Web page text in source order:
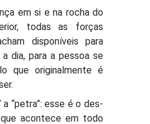
em si e na rocha do
todas as forças
disponíveis para
dia, para a pessoa se
que originalmente é
a “petra”: esse é o des-
acontece em todo